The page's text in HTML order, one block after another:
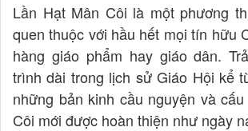
Lần Hạt Mân Côi là một phương
quen thuộc với hầu hết mọi tín hữu
hàng giáo phẩm hay giáo dân.
trình dài trong lịch sử Giáo Hội kể
những bản kinh cầu nguyện và
Côi mới được hoàn thiện như ngày